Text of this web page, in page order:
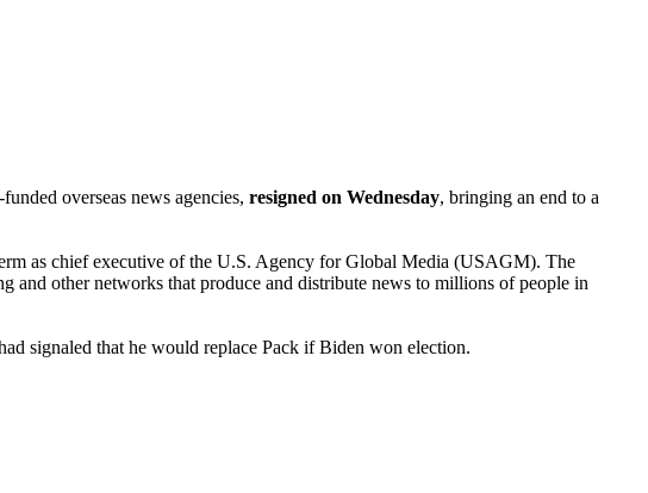
overseas news agencies, resigned on Wednesday, bringing an end to a
as chief executive of the U.S. Agency for Global Media (USAGM). The
other networks that produce and distribute news to millions of people in
signaled that he would replace Pack if Biden won election.